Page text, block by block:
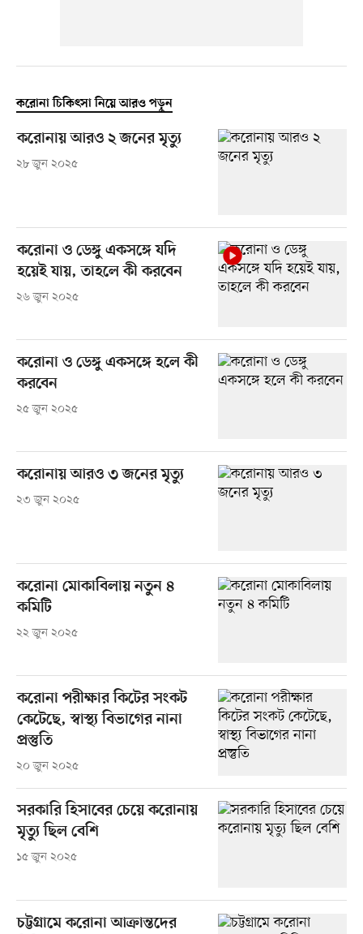
করোনা চিকিৎসা নিয়ে আরও পড়ুন
করোনায় আরও ২ জনের মৃত্যু
২৮ জুন ২০২৫
করোনা ও ডেঙ্গু একসঙ্গে যদি
হয়েই যায়, তাহলে কী করবেন
২৬ জুন ২০২৫
করোনা ও ডেঙ্গু একসঙ্গে হলে কী
করবেন
২৫ জুন ২০২৫
করোনায় আরও ৩ জনের মৃত্যু
২৩ জুন ২০২৫
করোনা মোকাবিলায় নতুন ৪
কমিটি
২২ জুন ২০২৫
করোনা পরীক্ষার কিটের সংকট
কেটেছে, স্বাস্থ্য বিভাগের নানা
প্রস্তুতি
২০ জুন ২০২৫
সরকারি হিসাবের চেয়ে করোনায়
মৃত্যু ছিল বেশি
১৫ জুন ২০২৫
চট্টগ্রামে করোনা আক্রান্তদের